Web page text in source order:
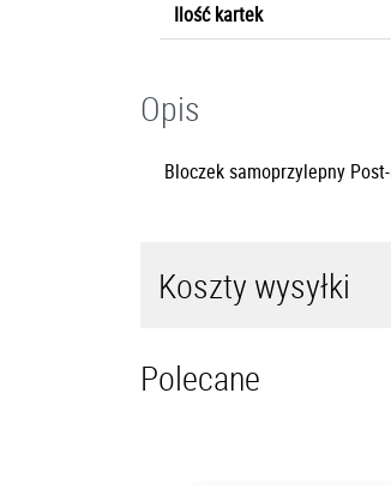
Ilość kartek
Opis
Bloczek samoprzylepny
Koszty wysyłki
Polecane